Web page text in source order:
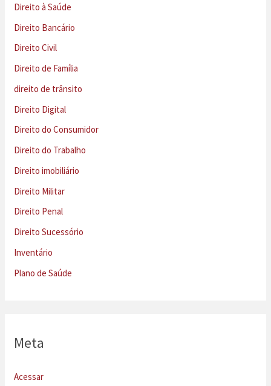
Direito à Saúde
Direito Bancário
Direito Civil
Direito de Família
direito de trânsito
Direito Digital
Direito do Consumidor
Direito do Trabalho
Direito imobiliário
Direito Militar
Direito Penal
Direito Sucessório
Inventário
Plano de Saúde
Meta
Acessar